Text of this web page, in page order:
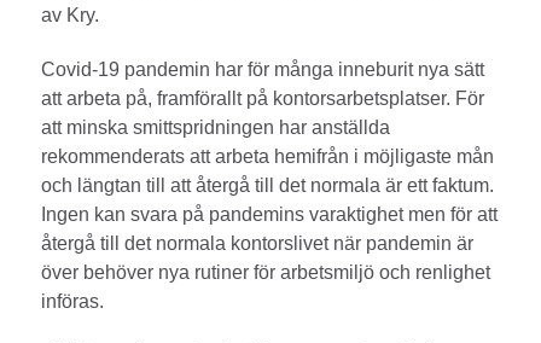
av Kry.
Covid-19 pandemin har för många inneburit nya sätt
att arbeta på, framförallt på kontorsarbetsplatser. För
att minska smittspridningen har anställda
rekommenderats att arbeta hemifrån i möjligaste mån
och längtan till att återgå till det normala är ett faktum.
Ingen kan svara på pandemins varaktighet men för att
återgå till det normala kontorslivet när pandemin är
över behöver nya rutiner för arbetsmiljö och renlighet
införas.